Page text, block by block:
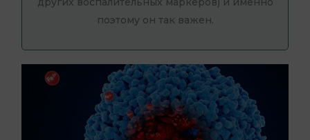
поэтому он так важен.